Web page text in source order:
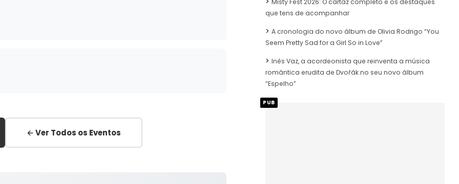
← Ver Todos os Eventos
que tens de acompanhar
A cronologia do novo álbum de Olivia Rodrigo “You
Seem Pretty Sad for a Girl So in Love”
Inês Vaz, a acordeonista que reinventa a música
romântica erudita de Dvořák no seu novo álbum
“Espelho”
PUB